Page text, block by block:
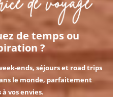
de temps ou
?
ends, séjours et road trips
le monde, parfaitement
vos envies.